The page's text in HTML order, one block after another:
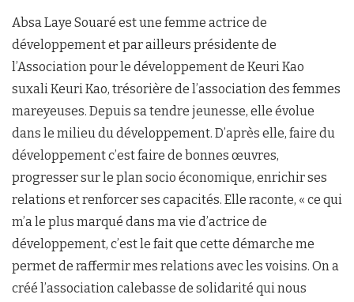
Absa Laye Souaré est une femme actrice de
développement et par ailleurs présidente de
l’Association pour le développement de Keuri Kao
suxali Keuri Kao, trésorière de l’association des femmes
mareyeuses. Depuis sa tendre jeunesse, elle évolue
dans le milieu du développement. D’après elle, faire du
développement c’est faire de bonnes œuvres,
progresser sur le plan socio économique, enrichir ses
relations et renforcer ses capacités. Elle raconte, « ce qui
m’a le plus marqué dans ma vie d’actrice de
développement, c’est le fait que cette démarche me
permet de raffermir mes relations avec les voisins. On a
créé l’association calebasse de solidarité qui nous